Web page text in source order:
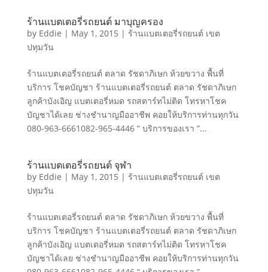
ร้านแบตเตอรี่รถยนต์ มาบุญครอง
by Eddie | May 1, 2015 | ร้านแบตเตอรี่รถยนต์ เขต
ปทุมวัน
ร้านแบตเตอรี่รถยนต์ ตลาด รัชดาภิเษก ห้วยขวาง พื้นที่
บริการ โชคบัญชา ร้านแบตเตอรี่รถยนต์ ตลาด รัชดาภิเษก
ลูกค้าบังเอิญ แบตเตอรี่หมด รถสตาร์ทไม่ติด โทรหาโชค
บัญชาได้เลย ช่างชำนาญมืออาชีพ คอยให้บริการท่านทุกวัน
080-963-6661082-965-4446 “ บริการของเรา ”...
ร้านแบตเตอรี่รถยนต์ จุฬา
by Eddie | May 1, 2015 | ร้านแบตเตอรี่รถยนต์ เขต
ปทุมวัน
ร้านแบตเตอรี่รถยนต์ ตลาด รัชดาภิเษก ห้วยขวาง พื้นที่
บริการ โชคบัญชา ร้านแบตเตอรี่รถยนต์ ตลาด รัชดาภิเษก
ลูกค้าบังเอิญ แบตเตอรี่หมด รถสตาร์ทไม่ติด โทรหาโชค
บัญชาได้เลย ช่างชำนาญมืออาชีพ คอยให้บริการท่านทุกวัน